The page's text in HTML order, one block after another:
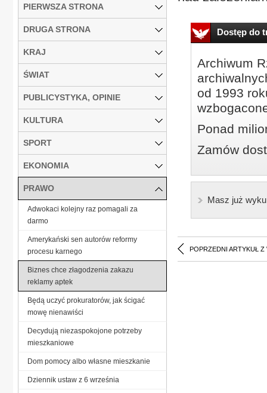
Dostęp do
Archiwum
od 1993
Ponad
Zamów
Masz już
POPRZEDNI ARTYKUŁ Z
PIERWSZA STRONA
DRUGA STRONA
KRAJ
ŚWIAT
PUBLICYSTYKA, OPINIE
KULTURA
SPORT
EKONOMIA
PRAWO
Adwokaci kolejny raz pomagali za
darmo
Amerykański sen autorów reformy
procesu karnego
Biznes chce złagodzenia zakazu
reklamy aptek
Będą uczyć prokuratorów, jak ścigać
mowę nienawiści
Decydują niezaspokojone potrzeby
mieszkaniowe
Dom pomocy albo własne mieszkanie
Dziennik ustaw z 6 września